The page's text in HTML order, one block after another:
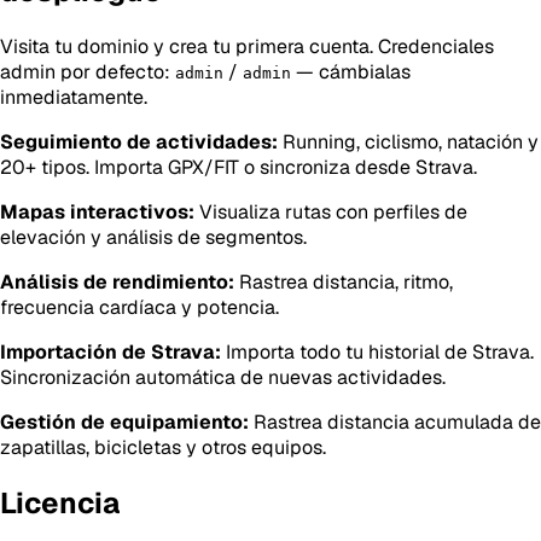
Visita tu dominio y crea tu primera cuenta. Credenciales
admin por defecto: admin / admin — cámbialas
inmediatamente.
Seguimiento de actividades: Running, ciclismo, natación y
20+ tipos. Importa GPX/FIT o sincroniza desde Strava.
Mapas interactivos: Visualiza rutas con perfiles de
elevación y análisis de segmentos.
Análisis de rendimiento: Rastrea distancia, ritmo,
frecuencia cardíaca y potencia.
Importación de Strava: Importa todo tu historial de Strava.
Sincronización automática de nuevas actividades.
Gestión de equipamiento: Rastrea distancia acumulada de
zapatillas, bicicletas y otros equipos.
Licencia